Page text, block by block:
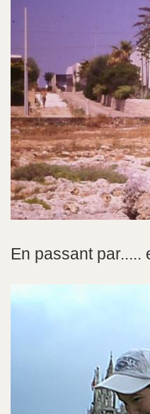
En passant par.....